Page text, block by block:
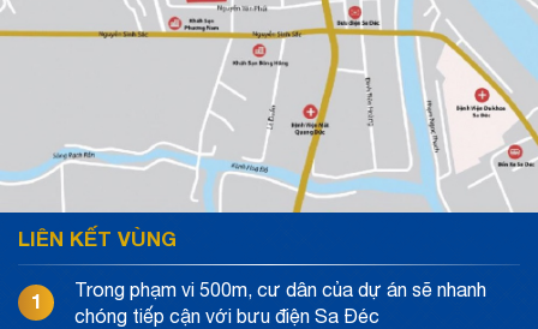
LIÊN KẾT VÙNG
1
Trong phạm vi 500m, cư dân của dự án sẽ nhanh
chóng tiếp cận với bưu điện Sa Đéc